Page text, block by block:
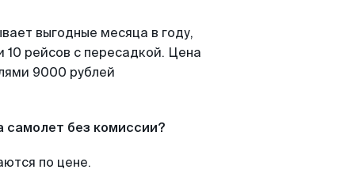
выгодные месяца в году,
рейсов с пересадкой. Цена
9000 рублей
самолет без комиссии?
по цене.